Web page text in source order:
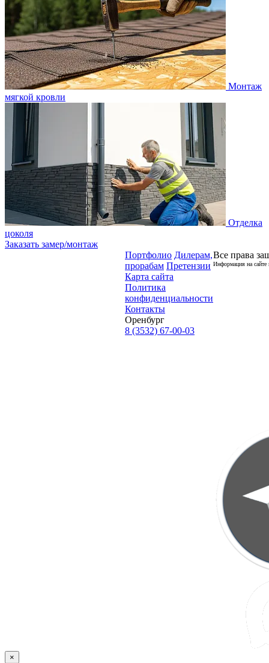
Монтаж
мягкой кровли
Отделка
цоколя
Заказать замер/монтаж
Портфолио Дилерам,
прорабам Претензии
Карта сайта
Политика
конфиденциальности
Контакты
Оренбург
8 (3532) 67-00-03
Все права
Информация на сайте
×